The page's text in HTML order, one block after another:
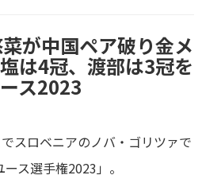
が中国ペア破り金メ
は4冠、渡部は3冠を
ス2023
スロベニアのノバ・ゴリツァで
ス選手権2023」。